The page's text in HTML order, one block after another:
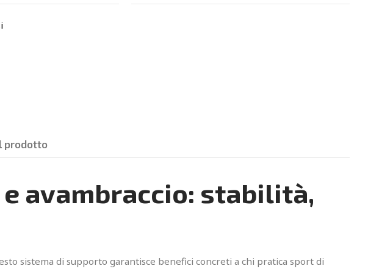
prodotto
avambraccio: stabilità,
sistema di supporto garantisce benefici concreti a chi pratica sport di